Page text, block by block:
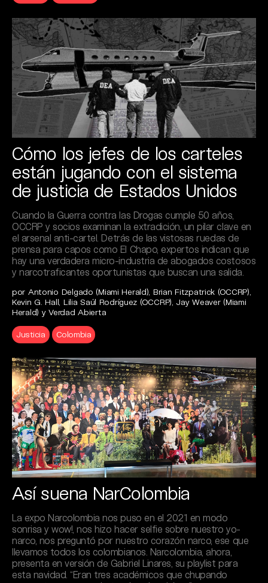
Cómo los jefes de los carteles
están jugando con el sistema
de justicia de Estados Unidos
Cuando la Guerra contra las Drogas cumple 50 años,
OCCRP y socios examinan la extradición, un pilar clave en
el arsenal anti-cartel. Detrás de las vistosas ruedas de
prensa para capos como El Chapo, expertos indican que
hay una verdadera micro-industria de abogados costosos
y narcotraficantes oportunistas que buscan una salida.
por Antonio Delgado (Miami Herald), Brian Fitzpatrick (OCCRP),
Kevin G. Hall, Lilia Saúl Rodríguez (OCCRP), Jay Weaver (Miami
Herald) y Verdad Abierta
Justicia Colombia
Así suena NarColombia
La expo Narcolombia nos puso en el 2021 en modo
sonrisa y wow!, nos hizo hacer selfie sobre nuestro yo-
narco, nos preguntó por nuestro corazón narco, ese que
llevamos todos los colombianos. Narcolombia, ahora,
presenta en versión de Gabriel Linares, su playlist para
esta navidad. “Eran tres académicos que chupando